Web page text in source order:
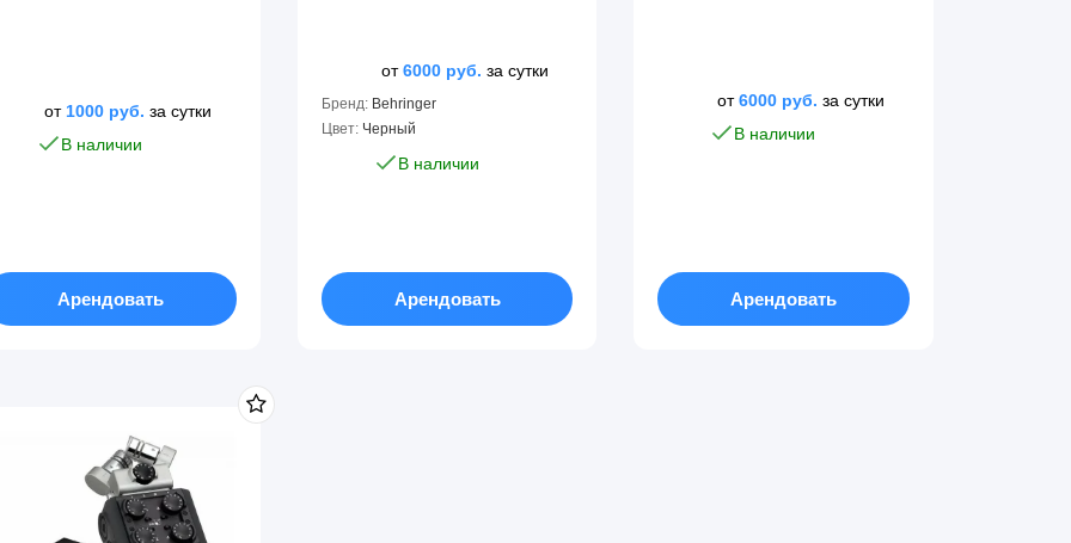
от 1000 руб. за сутки
В наличии
Арендовать
от6000 руб. за сутки
Бренд: Behringer
Цвет: Черный
В наличии
Арендовать
от6000 руб. за сутки
В наличии
Арендовать